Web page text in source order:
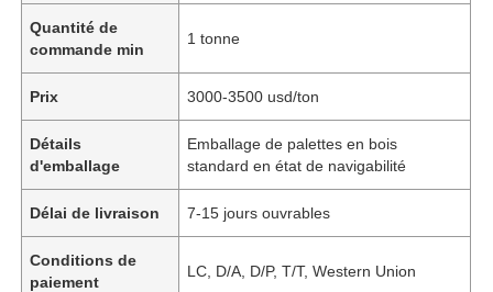
Quantité de
commande min
1 tonne
Prix 3000-3500 usd/ton
Détails
d'emballage
Emballage de palettes en bois
standard en état de navigabilité
Délai de livraison 7-15 jours ouvrables
Conditions de
paiement
LC, D/A, D/P, T/T, Western Union